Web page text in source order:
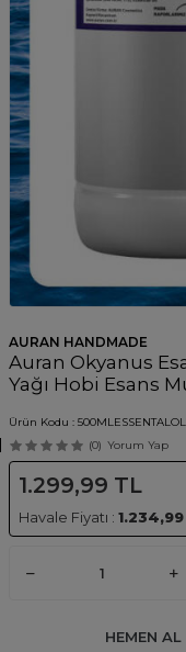
AURAN HANDMADE
Auran Okyanus
Yağı Hobi Esans
Ürün Kodu :
(0) Yorum Yap
1.299,99 TL
Havale Fiyatı : 1.234,99
HEMEN AL